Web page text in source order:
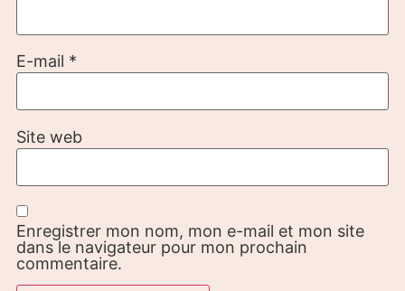
E-mail *
Site web
Enregistrer mon nom, mon e-mail et mon site
dans le navigateur pour mon prochain
commentaire.